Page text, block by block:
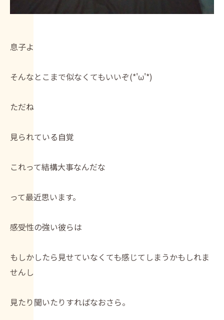
息子よ
そんなとこまで似なくてもいいぞ(*'ω'*)
ただね
見られている自覚
これって結構大事なんだな
って最近思います。
感受性の強い彼らは
もしかしたら見せていなくても感じてしまうかもしれま
せんし
見たり聞いたりすればなおさら。